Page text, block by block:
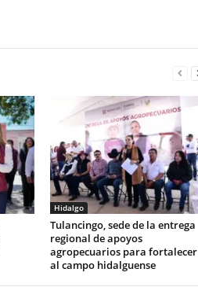
Hidalgo
Tulancingo, sede de la entrega
regional de apoyos
agropecuarios para fortalecer
al campo hidalguense